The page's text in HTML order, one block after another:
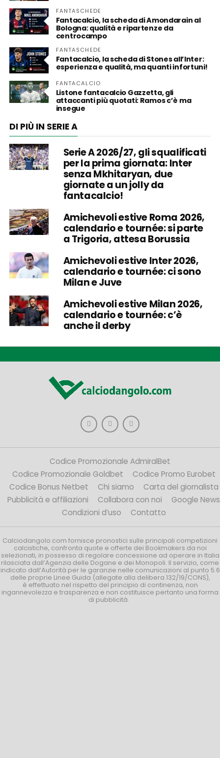
FANTASCHEDE
Fantacalcio, la scheda di Amondarain al
Bologna: qualità e ripartenze da
centrocampo
FANTASCHEDE
Fantacalcio, la scheda di Stones all’Inter:
esperienza e qualità, ma quanti infortuni!
FANTACALCIO
Listone fantacalcio Gazzetta, gli
attaccanti più quotati: Ramos c’è ma
insegue
DI PIÙ IN SERIE A
Serie A 2026/27, gli squalificati
per la prima giornata: Inter
senza Mkhitaryan, due
giornate a un jolly da
fantacalcio!
Amichevoli estive Roma 2026,
calendario e tournée: si parte
a Trigoria, attesa Borussia
Amichevoli estive Inter 2026,
calendario e tournée: ci sono
Milan e Juve
Amichevoli estive Milan 2026,
calendario e tournée: c’è
anche il derby
Codice Promozionale AdmiralBet
Codice Promozionale Goldbet
Codice Promo Eurobet
Codice Bonus Netbet
Chi siamo
Carta del giornalista
Pubblicità e affiliazioni
Collabora con noi
Google News
Condizioni d’uso
Contatto
Calciodangolo.com fornisce pronostici sulle principali competizioni
calcistiche, confronta quote e offerte dei Bookmakers da noi
selezionati, in possesso di regolare concessione ad operare in Italia
rilasciata dall’Agenzia delle Dogane e dei Monopoli. Il servizio, come
indicato dall’Autorità per le garanzie nelle comunicazioni al punto 5.6
delle proprie Linee Guida (allegate alla delibera 132/19/CONS),
è effettuato nel rispetto del principio di continenza, non
ingannevolezza e trasparenza e non costituisce pertanto una forma
di pubblicità.